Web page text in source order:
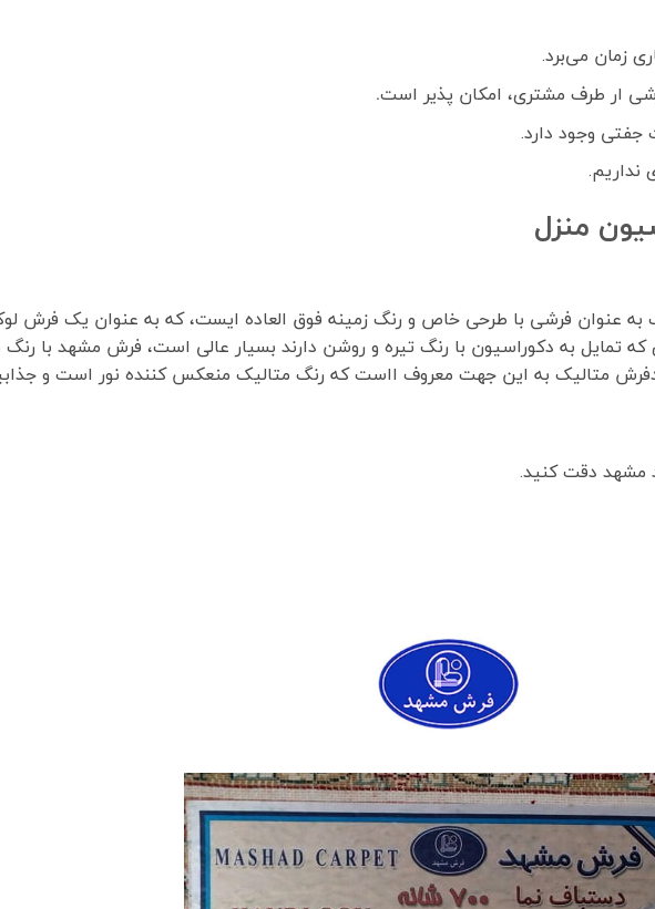
ار طرف مشتری، امکان پذیر است.
وجود دارد.
نداریم.
منزل
فرش های ۷۰۰ شانه فرش مشهد، فرش ۷۲۲۲۵۷ متالیک به عنوان فرشی با طرحی خاص و رنگ زمینه فوق العاده ایست، که به
به دکوراسیون با رنگ تیره و روشن دارند بسیار عالی است، فرش مشهد با رنگ
متالیک به این جهت معروف ااست که رنگ متالیک منعکس کننده نور است و
مشهد دقت کنید.